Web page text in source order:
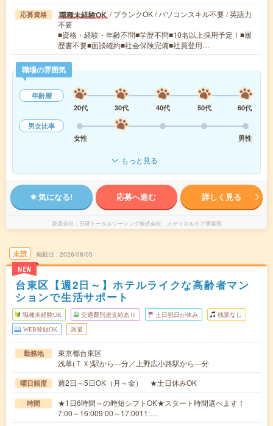
応募資格 職種未経験OK / ブランクOK / パソコンスキル不要 / 英語力
不要
■資格・経験・年齢不問■学歴不問■10名以上採用予定！■履
歴書不要■面談確約■社会保険完備■社員登用…
職場の雰囲気
年齢層
20代
30代 40代 50代
60代
男女比率
女性
男性
もっと見る
気になる! 応募へ進む 詳しく見る
派遣会社 日研トータルソーシング株式会社 メディカルケア事業部
未読
NEW
掲載日 2026/08/05
台東区【週2日～】ホテルライクな高齢者マン
ションで生活サポート
職種未経験OK 交通費別途支給あり 土日祝日が休み 残業なし
WEB登録OK 派遣
勤務地
東京都台東区
浅草(ＴＸ)駅から---分／上野広小路駅から---分
曜日頻度 週2日～5日OK（月～金） ★土日休みOK
時間
★1日6時間～の時短シフトOK★スタート時間選べます！
7:00～16:009:00～17:0011:…